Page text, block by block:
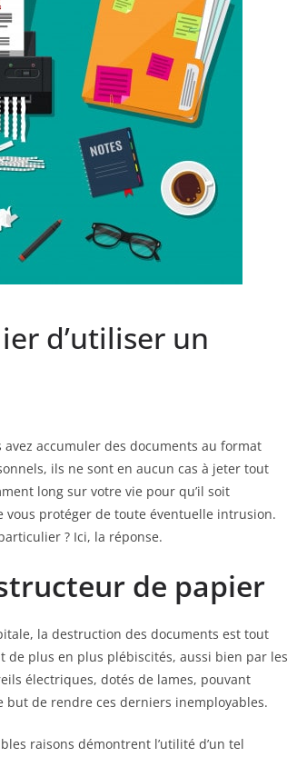
d’utiliser un
accumuler des documents au format
ils ne sont en aucun cas à jeter tout
long sur votre vie pour qu’il soit
protéger de toute éventuelle intrusion.
? Ici, la réponse.
de papier
la destruction des documents est tout
de plus en plus plébiscités, aussi bien par les
électriques, dotés de lames, pouvant
de rendre ces derniers inemployables.
raisons démontrent l’utilité d’un tel